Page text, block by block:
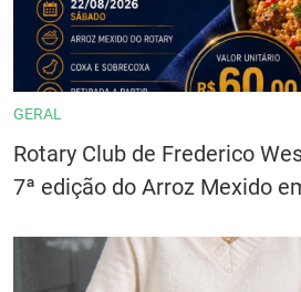
GERAL
Rotary Club de Frederico
7ª edição do Arroz Mexido